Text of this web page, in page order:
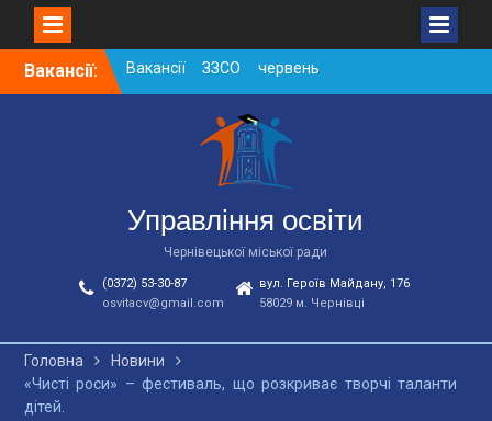
SkipВакансії:
Вакансії у ЗДО та
дошкільних підрозділах
ЗЗСО станом на
01.08.2026 р.
Вакансії ЗЗСО серпень
Вакансії ЗЗСО червень
2026
Управління освіти
Чернівецької міської ради
(0372) 53-30-87
osvitacv@gmail.com
вул. Героїв Майдану, 176
58029 м. Чернівці
Головна
Новини
«Чисті роси» – фестиваль, що розкриває творчі таланти
дітей.